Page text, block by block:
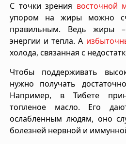
С точки зрения восточной
упором на жиры можно
правильным. Ведь жиры –
энергии и тепла. А
холода, связанная с
Чтобы поддерживать
нужно получать
Например, в Тибете
топленое масло. Его
ослабленным людям, оно
болезней нервной и